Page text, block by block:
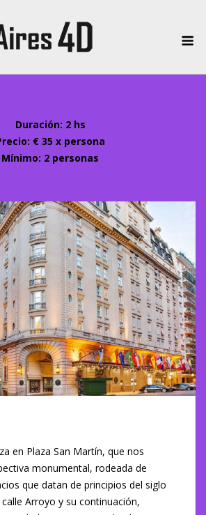
Duración: 2 hs
€ 35 x persona
Mínimo: 2 personas
en Plaza San Martín, que nos
monumental, rodeada de
que datan de principios del siglo
Arroyo y su continuación,